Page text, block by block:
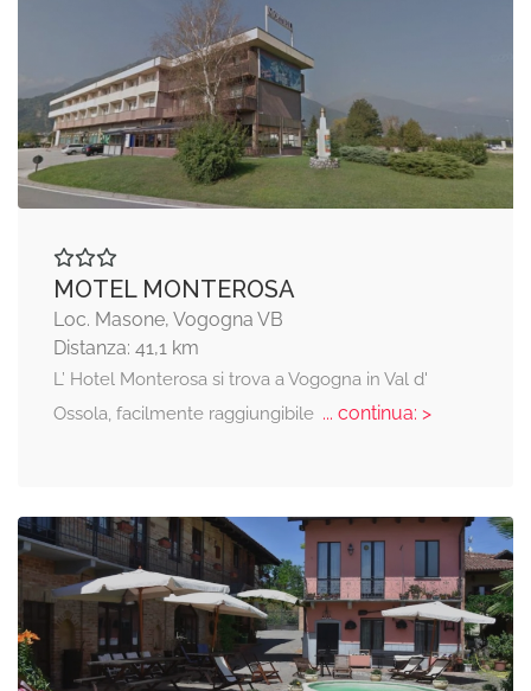
MOTEL MONTEROSA
Loc. Masone, Vogogna VB
Distanza: 41,1 km
L’ Hotel Monterosa si trova a Vogogna in Val d'
Ossola, facilmente raggiungibile... continua: >